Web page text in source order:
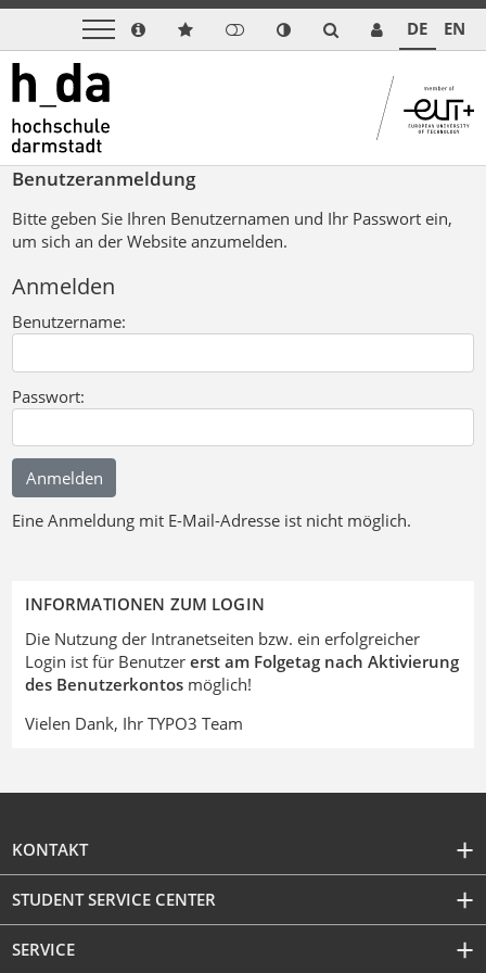
DE EN
Benutzeranmeldung
Bitte geben Sie Ihren Benutzernamen und Ihr Passwort ein,
um sich an der Website anzumelden.
Anmelden
Benutzername:
Passwort:
Eine Anmeldung mit E-Mail-Adresse ist nicht möglich.
INFORMATIONEN ZUM LOGIN
Die Nutzung der Intranetseiten bzw. ein erfolgreicher
Login ist für Benutzer erst am Folgetag nach Aktivierung
des Benutzerkontosmöglich!
Vielen Dank, Ihr TYPO3 Team
KONTAKT
STUDENT SERVICE CENTER
SERVICE